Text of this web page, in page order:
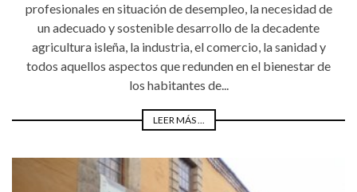
profesionales en situación de desempleo, la necesidad de
un adecuado y sostenible desarrollo de la decadente
agricultura isleña, la industria, el comercio, la sanidad y
todos aquellos aspectos que redunden en el bienestar de
los habitantes de...
LEER MÁS ...